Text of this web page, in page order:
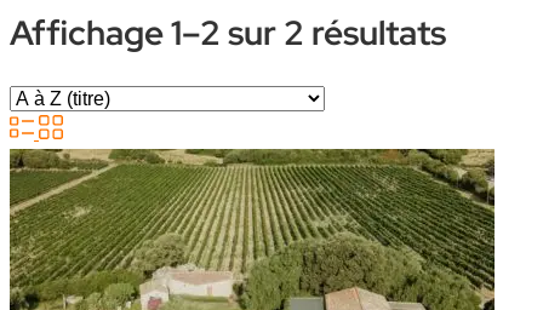
Affichage 1–2 sur 2 résultats